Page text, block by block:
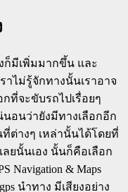
มีเพิ่มมากขึ้น และ
ไม่รู้จักทางนั้นเราอาจ
ที่จะขับรถไปเรื่อยๆ
อนว่ายังมีทางเลือกอีก
ต่างๆ เหล่านั้นได้โดยที่
ลยนั้นเอง นั้นก็คือเลือก
Navigation & Maps
นําทาง มีเสียงอย่าง